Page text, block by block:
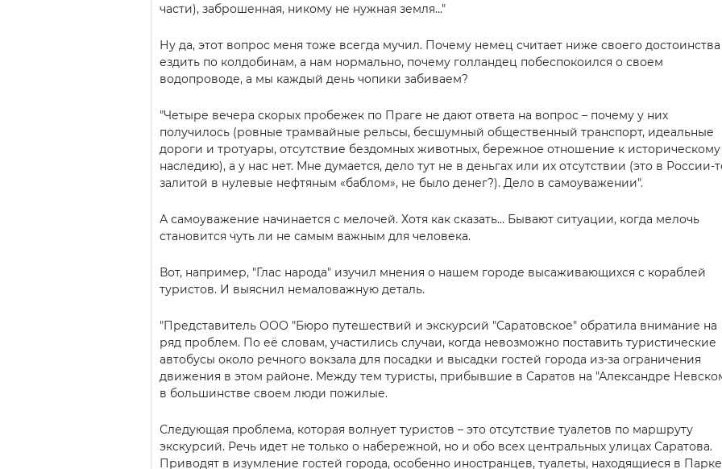
части), заброшенная, никому не нужная земля…"
Ну да, этот вопрос меня тоже всегда мучил. Почему немец считает ниже своего достоинства
ездить по колдобинам, а нам нормально, почему голландец побеспокоился о своем
водопроводе, а мы каждый день чопики забиваем?
"Четыре вечера скорых пробежек по Праге не дают ответа на вопрос – почему у них
получилось (ровные трамвайные рельсы, бесшумный общественный транспорт, идеальные
дороги и тротуары, отсутствие бездомных животных, бережное отношение к историческому
наследию), а у нас нет. Мне думается, дело тут не в деньгах или их отсутствии (это в России-
залитой в нулевые нефтяным «баблом», не было денег?). Дело в самоуважении".
А самоуважение начинается с мелочей. Хотя как сказать… Бывают ситуации, когда мелочь
становится чуть ли не самым важным для человека.
Вот, например, "Глас народа" изучил мнения о нашем городе высаживающихся с кораблей
туристов. И выяснил немаловажную деталь.
"Представитель ООО "Бюро путешествий и экскурсий "Саратовское" обратила внимание на
ряд проблем. По её словам, участились случаи, когда невозможно поставить туристические
автобусы около речного вокзала для посадки и высадки гостей города из-за ограничения
движения в этом районе. Между тем туристы, прибывшие в Саратов на "Александре
в большинстве своем люди пожилые.
Следующая проблема, которая волнует туристов – это отсутствие туалетов по маршруту
экскурсий. Речь идет не только о набережной, но и обо всех центральных улицах Саратова.
Приводят в изумление гостей города, особенно иностранцев, туалеты, находящиеся в Парке